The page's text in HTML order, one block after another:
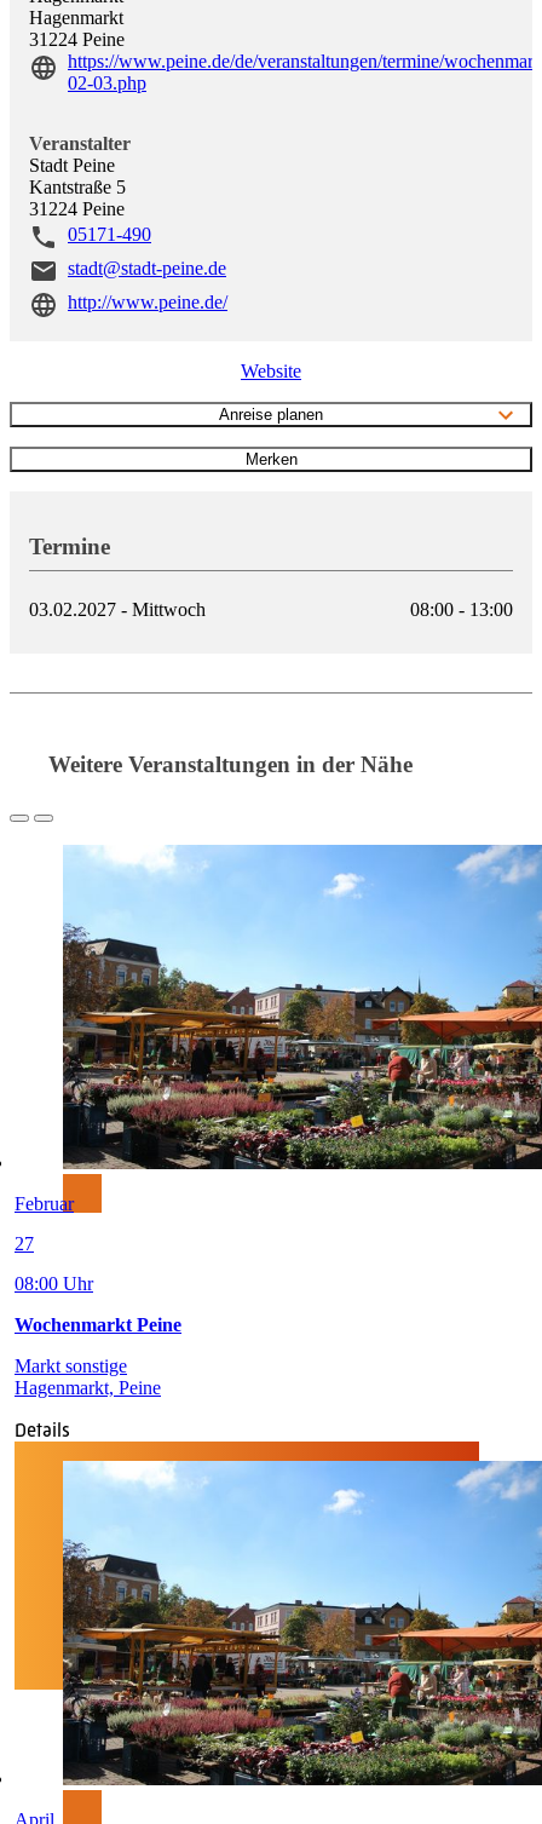
Termine
03.02.2027 - Mittwoch 08:00 - 13:00
Hagenmarkt
31224 Peine
https://www.peine.de/de/veranstaltungen/termine/
02-03.php
Veranstalter
Stadt Peine
Kantstraße 5
31224 Peine
05171-490
stadt@stadt-peine.de
http://www.peine.de/
Website
Anreise planen
Merken
Weitere Veranstaltungen in der Nähe
Februar
27
08:00 Uhr
Wochenmarkt Peine
Markt sonstige
Hagenmarkt, Peine
Details
April